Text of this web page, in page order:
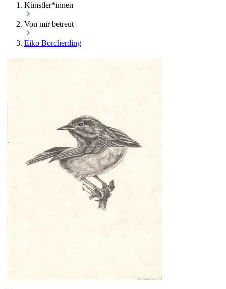
Künstler*innen
Von mir betreut
Eiko Borcherding